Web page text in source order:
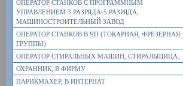
ОПЕРАТОР СТАНКОВ С ПРОГРАММНЫМ
УПРАВЛЕНИЕМ 3 РАЗРЯДА-5 РАЗРЯДА,
МАШИНОСТРОИТЕЛЬНЫЙ ЗАВОД
ОПЕРАТОР СТАНКОВ В ЧП (ТОКАРНАЯ, ФРЕЗЕРНАЯ
ГРУППЫ)
ОПЕРАТОР СТИРАЛЬНЫХ МАШИН, СТИРАЛЬЩИЦА.
ОХРАННИК, В ФИРМУ
ПАРИКМАХЕР, В ИНТЕРНАТ